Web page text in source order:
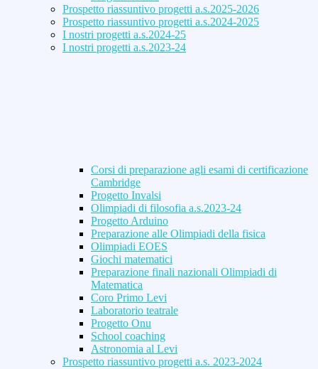
Prospetto riassuntivo progetti a.s.2025-2026
Prospetto riassuntivo progetti a.s.2024-2025
I nostri progetti a.s.2024-25
I nostri progetti a.s.2023-24
Corsi di preparazione agli esami di certificazione
Cambridge
Progetto Invalsi
Olimpiadi di filosofia a.s.2023-24
Progetto Arduino
Preparazione alle Olimpiadi della fisica
Olimpiadi EOES
Giochi matematici
Preparazione finali nazionali Olimpiadi di
Matematica
Coro Primo Levi
Laboratorio teatrale
Progetto Onu
School coaching
Astronomia al Levi
Prospetto riassuntivo progetti a.s. 2023-2024